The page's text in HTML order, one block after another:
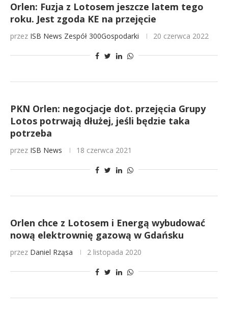
Orlen: Fuzja z Lotosem jeszcze latem tego
roku. Jest zgoda KE na przejęcie
przez ISB News Zespół 300Gospodarki 20 czerwca 2022
PKN Orlen: negocjacje dot. przejęcia Grupy
Lotos potrwają dłużej, jeśli będzie taka
potrzeba
przez ISB News 18 czerwca 2021
Orlen chce z Lotosem i Energą wybudować
nową elektrownię gazową w Gdańsku
przez Daniel Rząsa 2 listopada 2020